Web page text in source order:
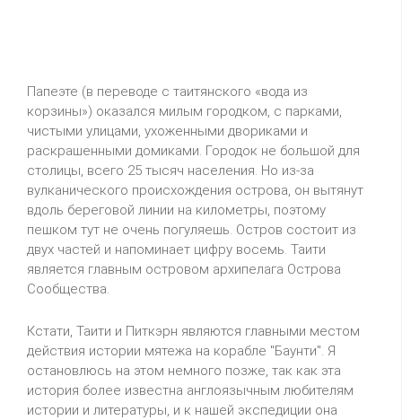
Папеэте (в переводе с таитянского «вода из
корзины») оказался милым городком, с парками,
чистыми улицами, ухоженными двориками и
раскрашенными домиками. Городок не большой для
столицы, всего 25 тысяч населения. Но из-за
вулканического происхождения острова, он вытянут
вдоль береговой линии на километры, поэтому
пешком тут не очень погуляешь. Остров состоит из
двух частей и напоминает цифру восемь. Таити
является главным островом архипелага Острова
Сообщества.
Кстати, Таити и Питкэрн являются главными местом
действия истории мятежа на корабле "Баунти". Я
остановлюсь на этом немного позже, так как эта
история более известна англоязычным любителям
истории и литературы, и к нашей экспедиции она